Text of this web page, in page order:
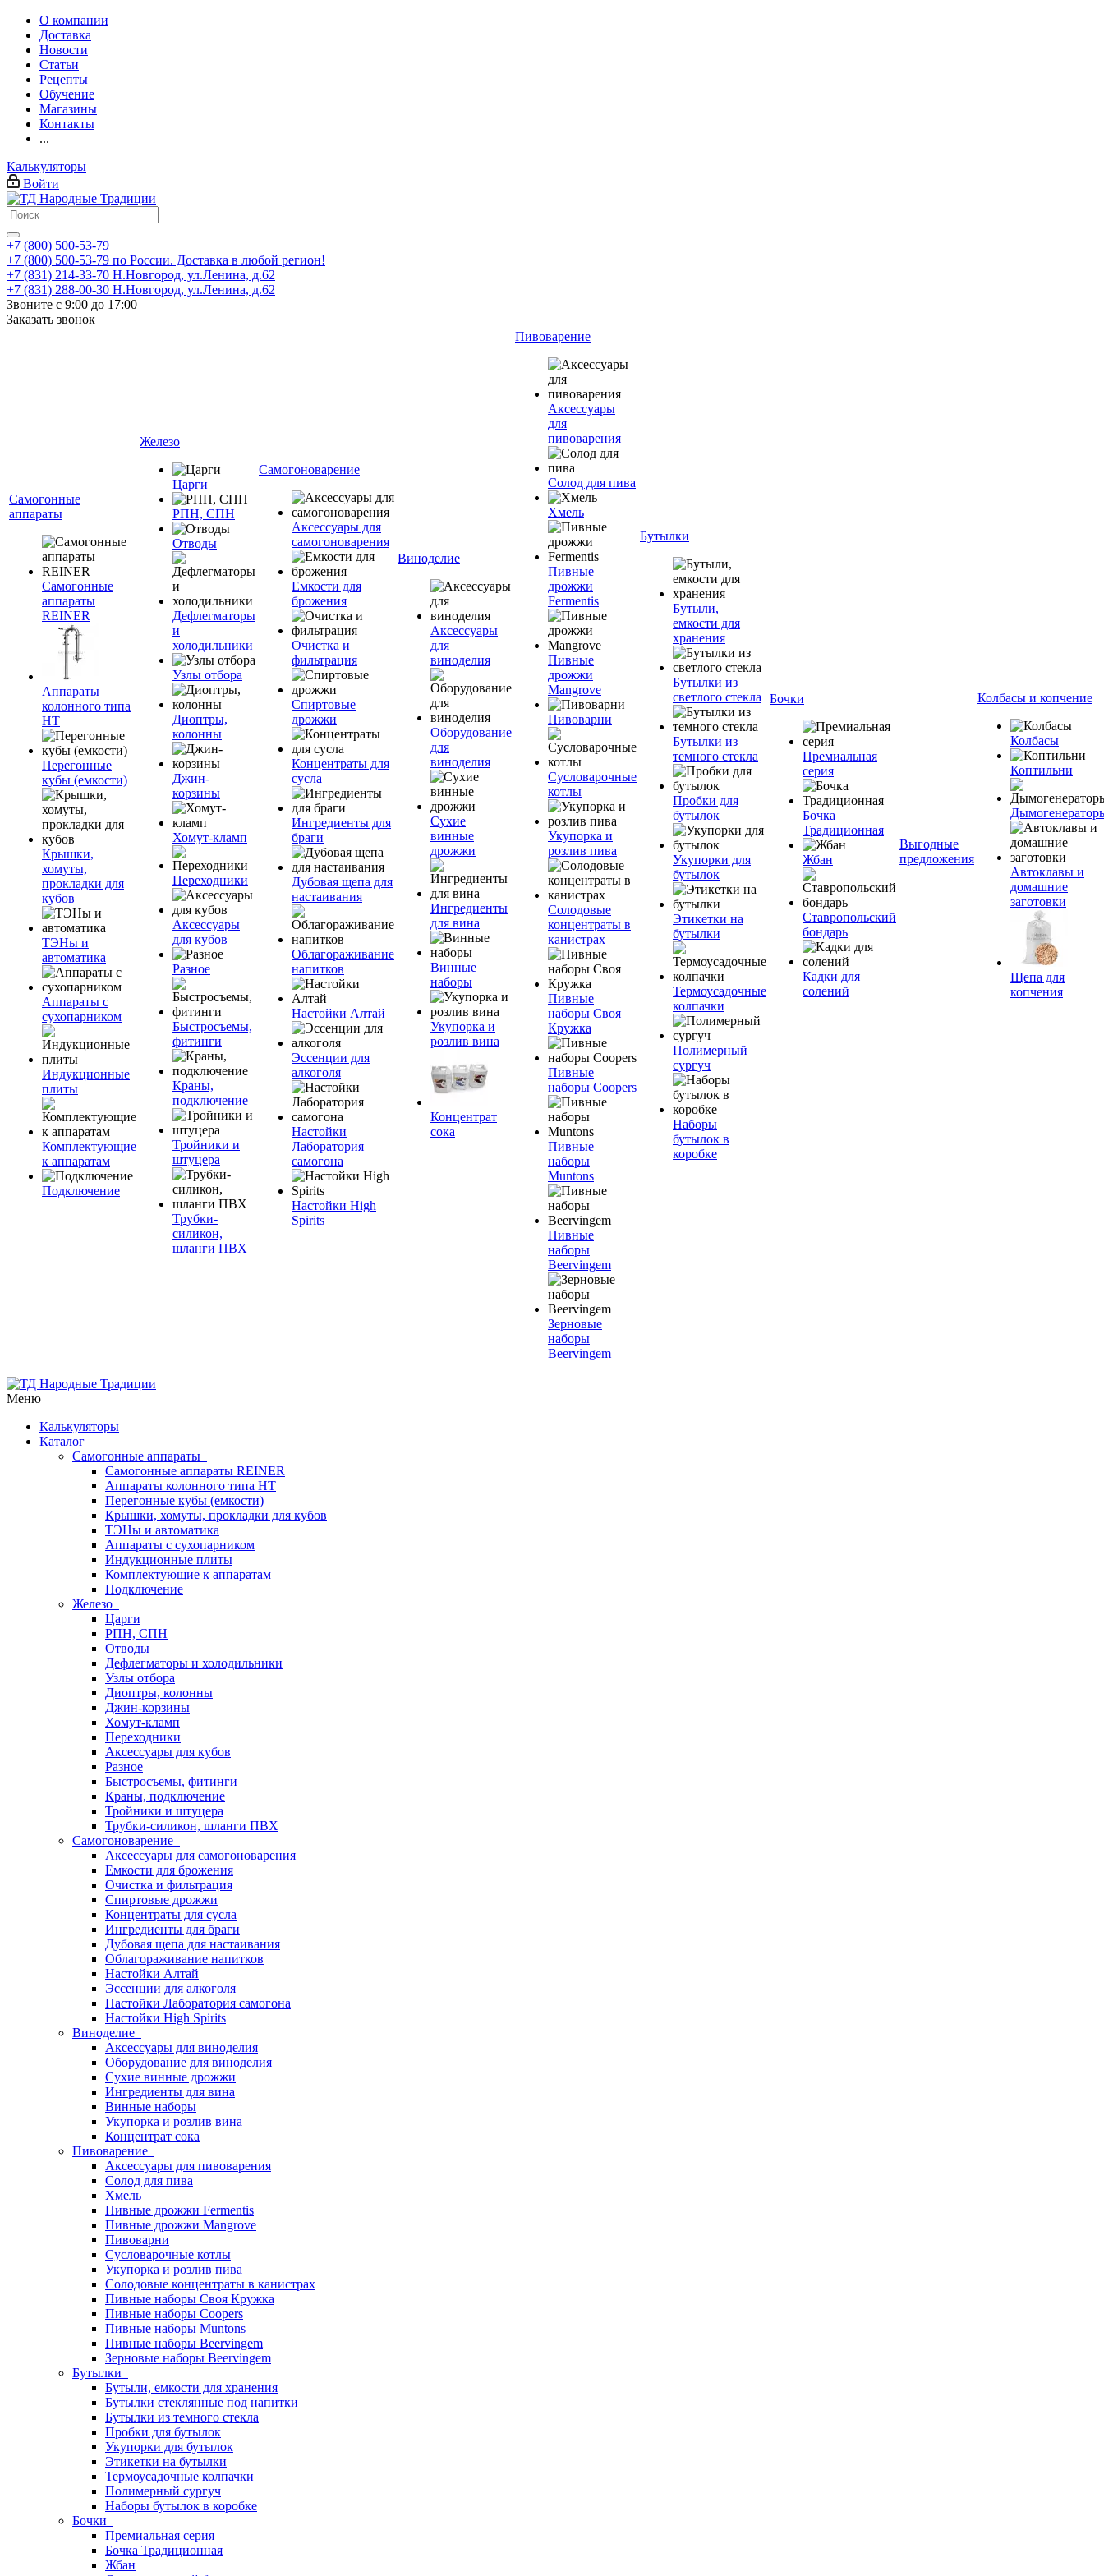
О компании
Доставка
Новости
Статьи
Рецепты
Обучение
Магазины
Контакты
...
Калькуляторы
Войти
+7 (800) 500-53-79
+7 (800) 500-53-79 по России. Доставка в любой регион!
+7 (831) 214-33-70 Н.Новгород, ул.Ленина, д.62
+7 (831) 288-00-30 Н.Новгород, ул.Ленина, д.62
Звоните с 9:00 до 17:00
Заказать звонок
Самогонные
аппараты
Самогонные
аппараты
REINER
Аппараты
колонного типа
НТ
Перегонные
кубы (емкости)
Крышки,
хомуты,
прокладки для
кубов
ТЭНы и
автоматика
Аппараты с
сухопарником
Индукционные
плиты
Комплектующие
к аппаратам
Подключение
Железо
Царги
РПН, СПН
Отводы
Дефлегматоры
и
холодильники
Узлы отбора
Диоптры,
колонны
Джин-
корзины
Хомут-кламп
Переходники
Аксессуары
для кубов
Разное
Быстросъемы,
фитинги
Краны,
подключение
Тройники и
штуцера
Трубки-
силикон,
шланги ПВХ
Самогоноварение
Аксессуары для
самогоноварения
Емкости для
брожения
Очистка и
фильтрация
Спиртовые
дрожжи
Концентраты для
сусла
Ингредиенты для
браги
Дубовая щепа для
настаивания
Облагораживание
напитков
Настойки Алтай
Эссенции для
алкоголя
Настойки
Лаборатория
самогона
Настойки High
Spirits
Виноделие
Аксессуары
для
виноделия
Оборудование
для
виноделия
Сухие
винные
дрожжи
Ингредиенты
для вина
Винные
наборы
Укупорка и
розлив вина
Концентрат
сока
Пивоварение
Аксессуары
для
пивоварения
Солод для пива
Хмель
Пивные
дрожжи
Fermentis
Пивные
дрожжи
Mangrove
Пивоварни
Сусловарочные
котлы
Укупорка и
розлив пива
Солодовые
концентраты в
канистрах
Пивные
наборы Своя
Кружка
Пивные
наборы Coopers
Пивные
наборы
Muntons
Пивные
наборы
Beervingem
Зерновые
наборы
Beervingem
Бутылки
Бутыли,
емкости для
хранения
Бутылки из
светлого стекла
Бутылки из
темного стекла
Пробки для
бутылок
Укупорки для
бутылок
Этикетки на
бутылки
Термоусадочные
колпачки
Полимерный
сургуч
Наборы
бутылок в
коробке
Бочки
Премиальная
серия
Бочка
Традиционная
Жбан
Ставропольский
бондарь
Кадки для
солений
Выгодные
предложения
Колбасы и копчение
Колбасы
Коптильни
Автоклавы и
домашние
заготовки
Щепа для
копчения
Меню
Калькуляторы
Каталог
Самогонные аппараты
Самогонные аппараты REINER
Аппараты колонного типа НТ
Перегонные кубы (емкости)
Крышки, хомуты, прокладки для кубов
ТЭНы и автоматика
Аппараты с сухопарником
Индукционные плиты
Комплектующие к аппаратам
Подключение
Железо
Царги
РПН, СПН
Отводы
Дефлегматоры и холодильники
Узлы отбора
Диоптры, колонны
Джин-корзины
Хомут-кламп
Переходники
Аксессуары для кубов
Разное
Быстросъемы, фитинги
Краны, подключение
Тройники и штуцера
Трубки-силикон, шланги ПВХ
Самогоноварение
Аксессуары для самогоноварения
Емкости для брожения
Очистка и фильтрация
Спиртовые дрожжи
Концентраты для сусла
Ингредиенты для браги
Дубовая щепа для настаивания
Облагораживание напитков
Настойки Алтай
Эссенции для алкоголя
Настойки Лаборатория самогона
Настойки High Spirits
Виноделие
Аксессуары для виноделия
Оборудование для виноделия
Сухие винные дрожжи
Ингредиенты для вина
Винные наборы
Укупорка и розлив вина
Концентрат сока
Пивоварение
Аксессуары для пивоварения
Солод для пива
Хмель
Пивные дрожжи Fermentis
Пивные дрожжи Mangrove
Пивоварни
Сусловарочные котлы
Укупорка и розлив пива
Солодовые концентраты в канистрах
Пивные наборы Своя Кружка
Пивные наборы Coopers
Пивные наборы Muntons
Пивные наборы Beervingem
Зерновые наборы Beervingem
Бутылки
Бутыли, емкости для хранения
Бутылки стеклянные под напитки
Бутылки из темного стекла
Пробки для бутылок
Укупорки для бутылок
Этикетки на бутылки
Термоусадочные колпачки
Полимерный сургуч
Наборы бутылок в коробке
Бочки
Премиальная серия
Бочка Традиционная
Жбан